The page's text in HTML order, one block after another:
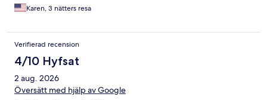
Karen, 3 nätters resa
Verifierad recension
4/10 Hyfsat
2 aug. 2026
Översätt med hjälp av Google